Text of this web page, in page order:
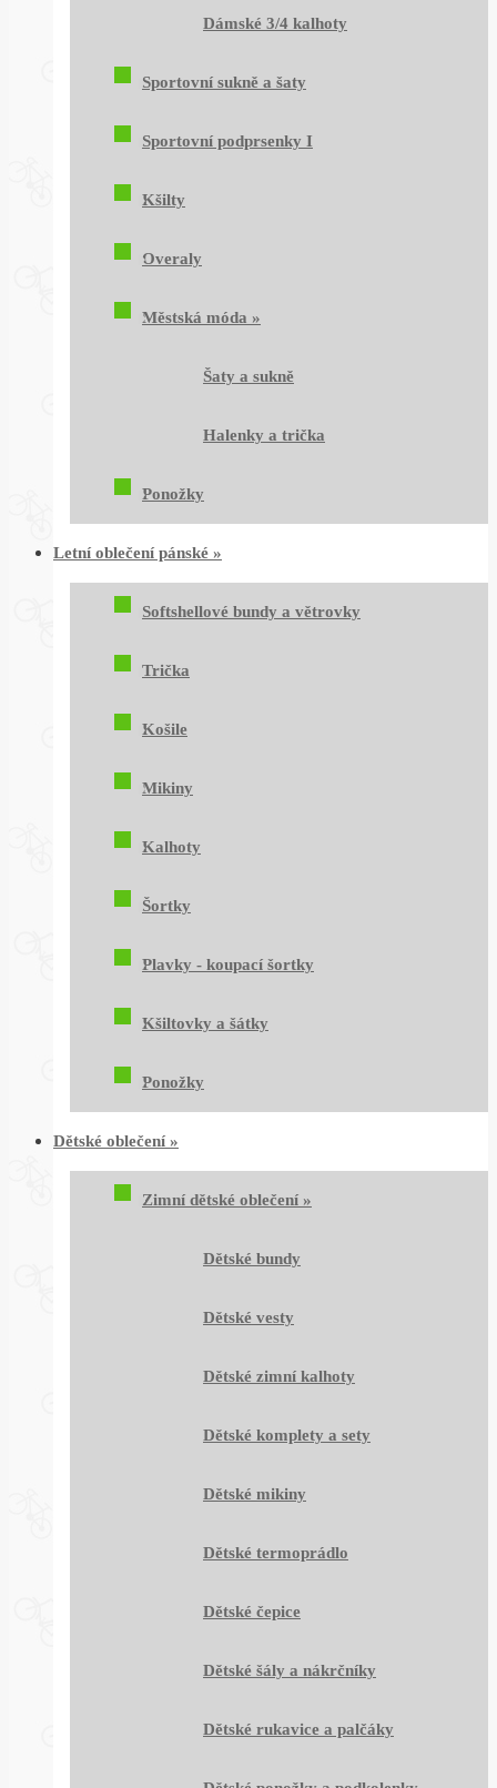
Dámské 3/4 kalhoty
Sportovní sukně a šaty
Sportovní podprsenky I
Kšilty
Overaly
Městská móda »
Šaty a sukně
Halenky a trička
Ponožky
Letní oblečení pánské »
Softshellové bundy a větrovky
Trička
Košile
Mikiny
Kalhoty
Šortky
Plavky - koupací šortky
Kšiltovky a šátky
Ponožky
Dětské oblečení »
Zimní dětské oblečení »
Dětské bundy
Dětské vesty
Dětské zimní kalhoty
Dětské komplety a sety
Dětské mikiny
Dětské termoprádlo
Dětské čepice
Dětské šály a nákrčníky
Dětské rukavice a palčáky